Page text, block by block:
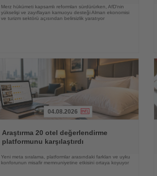
Merz hükümeti kapsamlı reformları sürdürürken, AfD'nin
yükselişi ve zayıflayan kamuoyu desteği Alman ekonomisi
ve turizm sektörü açısından belirsizlik yaratıyor
Oku
04.08.2026
Araştırma 20 otel değerlendirme
platformunu karşılaştırdı
Yeni meta sıralama, platformlar arasındaki farkları ve uyku
konforunun misafir memnuniyetine etkisini ortaya koyuyor